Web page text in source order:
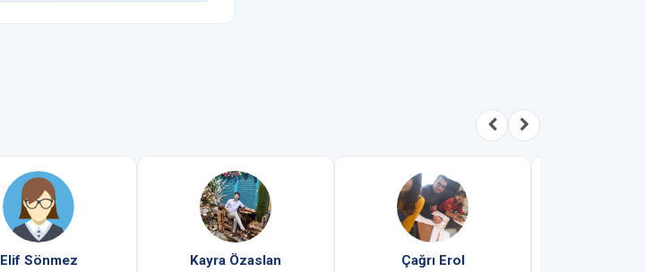
Elif Sönmez Kayra Özaslan Çağrı Erol